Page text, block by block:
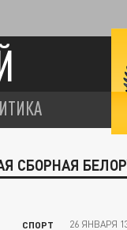
СБОРНАЯ
СПОРТ 26 ЯНВАРЯ